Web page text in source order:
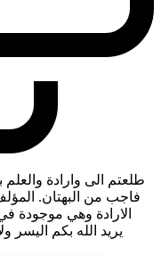
طلعتم الى وارادة
فاجب من البهتان.
الارادة وهي موجودة
يريد الله بكم اليسر